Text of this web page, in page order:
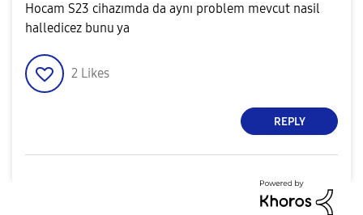
Hocam S23 cihazımda da aynı problem mevcut nasil
halledicez bunu ya
2 Likes
REPLY